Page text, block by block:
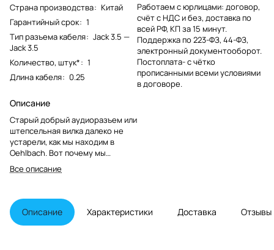
Страна производства: Китай
Гарантийный срок: 1
Тип разъема кабеля: Jack 3.5 —
Jack 3.5
Количество, штук*: 1
Длина кабеля: 0.25
Описание
Старый добрый аудиоразъем или
штепсельная вилка далеко не
устарели, как мы находим в
Oehlbach. Вот почему мы
добавили к ним новое мощное
обновление с помощью кабеля
Все описание
Работаем с юрлицами: договор,
счёт с НДС и без, доставка по
всей РФ, КП за 15 минут.
Поддержка по 223-ФЗ, 44-ФЗ,
электронный документооборот.
Постоплата- с чётко
прописанными всеми условиями
в договоре.
Описание Характеристики Доставка Отзывы